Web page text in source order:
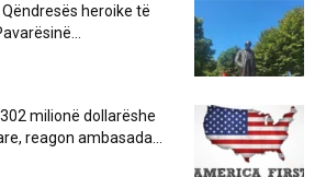
heroike të
milionë dollarëshe
reagon ambasada...